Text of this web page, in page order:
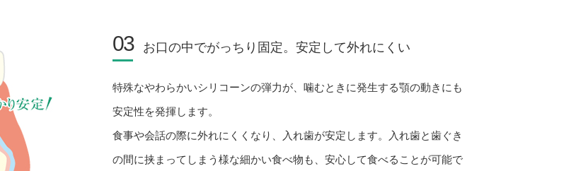
03 お口の中でがっちり固定。 安定して外れにくい
特殊なやわらかいシリコーンの弾力が、噛むときに発生する顎の動きにも
安定性を発揮します。
食事や会話の際に外れにくくなり、入れ歯が安定します。入れ歯と歯ぐき
の間に挟まってしまう様な細かい食べ物も、安心して食べることが可能で